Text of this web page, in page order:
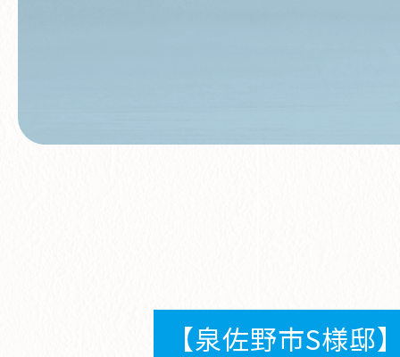
【泉佐野市S様